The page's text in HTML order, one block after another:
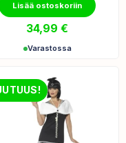
Lisää ostoskoriin
34,99 €
Varastossa